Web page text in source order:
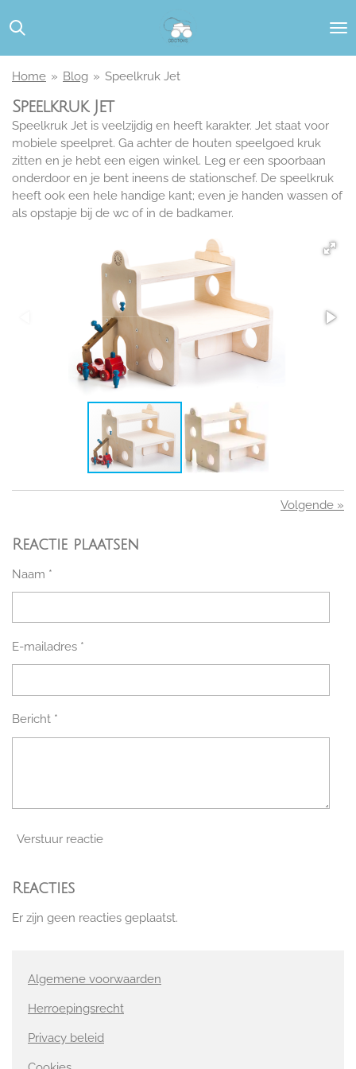
direct
hoofdinhoud
Home » Blog » Speelkruk Jet
Speelkruk Jet
Speelkruk Jet is veelzijdig en heeft karakter. Jet staat voor
mobiele speelpret. Ga achter de houten speelgoed kruk
zitten en je hebt een eigen winkel. Leg er een spoorbaan
onderdoor en je bent ineens de stationschef. De speelkruk
heeft ook een hele handige kant; even je handen wassen of
als opstapje bij de wc of in de badkamer.
Volgende »
Reactie plaatsen
Naam *
E-mailadres *
Bericht *
Verstuur reactie
Reacties
Er zijn geen reacties geplaatst.
Algemene voorwaarden
Herroepingsrecht
Privacy beleid